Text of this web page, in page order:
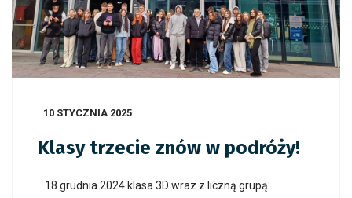
10 STYCZNIA 2025
Klasy trzecie znów w podróży!
18 grudnia 2024 klasa 3D wraz z liczną grupą